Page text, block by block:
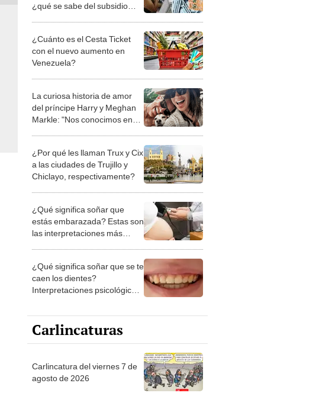
¿qué se sabe del subsidio
¿Cuánto es el Cesta Ticket
con el nuevo aumento en
Venezuela?
La curiosa historia de amor
del príncipe Harry y Meghan
Markle: "Nos conocimos en
¿Por qué les llaman Trux y Cix
a las ciudades de Trujillo y
Chiclayo, respectivamente?
¿Qué significa soñar que
estás embarazada? Estas son
las interpretaciones más
¿Qué significa soñar que se te
caen los dientes?
Interpretaciones psicológicas
Carlincaturas
Carlincatura del viernes 7 de
agosto de 2026